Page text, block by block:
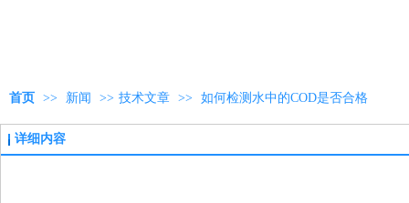
首页 >> 新闻 >> 技术文章 >> 如何检测水中的COD是否合格
详细内容